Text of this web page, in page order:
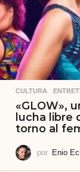
CULTURA ,
«GLOW»,
lucha libre
torno al
por Enio